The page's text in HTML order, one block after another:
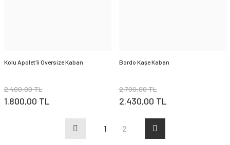
Kolu Apolet'li Oversize Kaban
2.400,00 TL
1.800,00 TL
Bordo Kaşe Kaban
2.700,00 TL
2.430,00 TL
1 2